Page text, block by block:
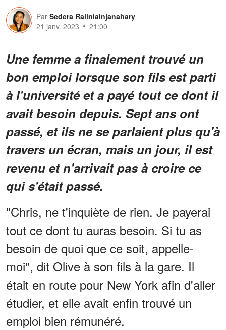
Par Sedera Raliniainjanahary
21 janv. 2023
21:00
Une femme a finalement trouvé un
bon emploi lorsque son fils est parti
à l'université et a payé tout ce dont il
avait besoin depuis. Sept ans ont
passé, et ils ne se parlaient plus qu'à
travers un écran, mais un jour, il est
revenu et n'arrivait pas à croire ce
qui s'était passé.
"Chris, ne t'inquiète de rien. Je payerai
tout ce dont tu auras besoin. Si tu as
besoin de quoi que ce soit, appelle-
moi", dit Olive à son fils à la gare. Il
était en route pour New York afin d'aller
étudier, et elle avait enfin trouvé un
emploi bien rémunéré.